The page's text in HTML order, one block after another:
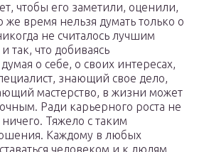
чтобы его заметили, оценили,
же время нельзя думать только о
не считалось лучшим
так, что добиваясь
о себе, о своих интересах,
знающий свое дело,
мастерство, в жизни может
Ради карьерного роста не
Тяжело с таким
Каждому в любых
человеком и к людям